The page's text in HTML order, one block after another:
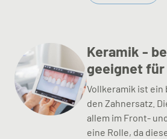
Keramik -
geeignet
Vollkeramik ist
den Zahnersatz.
allem im Front-
eine Rolle, da